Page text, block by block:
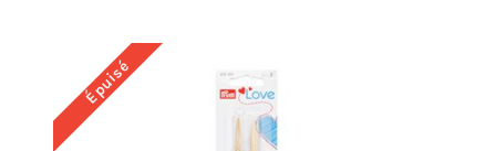
Épuisé